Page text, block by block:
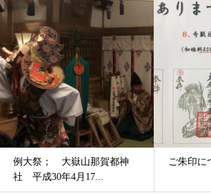
例大祭； 大嶽山那賀都神
社 平成30年4月17...
ご朱印に